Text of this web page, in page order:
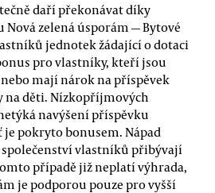
daří překonávat díky
zelená úsporám — Bytové
jednotek žádající o dotaci
pro vlastníky, kteří jsou
mají nárok na příspěvek
na děti. Nízkopříjmových
navýšení příspěvku
pokryto bonusem. Nápad
společenství vlastníků přibývají
případě již neplatí výhrada,
je podporou pouze pro vyšší